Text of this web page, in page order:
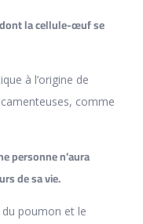
la cellule-œuf se
à l’origine de
comme
personne n’aura
de sa vie.
poumon et le